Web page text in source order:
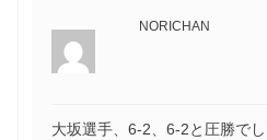
NORICHAN
大坂選手、6-2、6-2と圧勝で